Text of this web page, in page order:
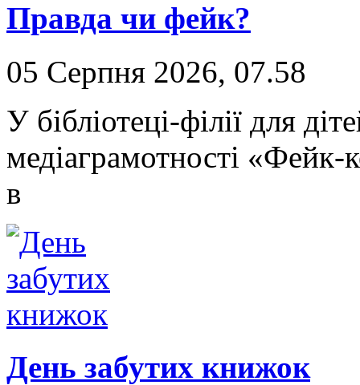
Правда чи фейк?
05 Серпня 2026, 07.58
У бібліотеці-філії для
медіаграмотності «Фейк-
в
День забутих книжок